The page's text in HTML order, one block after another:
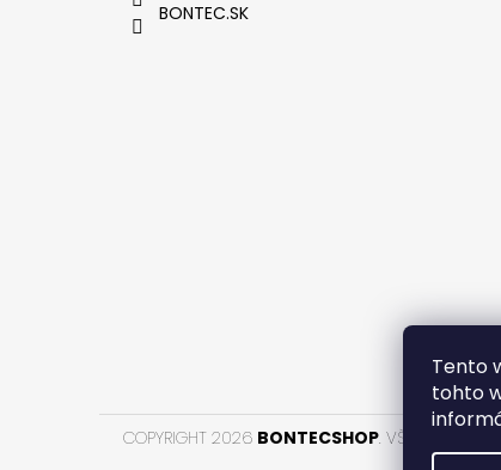
Tento
tohto
BONTEC.SK
COPYRIGHT 2026 BONTECSHOP. VŠETKY PRÁVA